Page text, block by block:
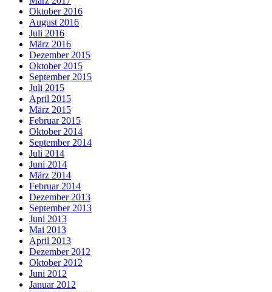
Oktober 2016
August 2016
Juli 2016
März 2016
Dezember 2015
Oktober 2015
September 2015
Juli 2015
April 2015
März 2015
Februar 2015
Oktober 2014
September 2014
Juli 2014
Juni 2014
März 2014
Februar 2014
Dezember 2013
September 2013
Juni 2013
Mai 2013
April 2013
Dezember 2012
Oktober 2012
Juni 2012
Januar 2012